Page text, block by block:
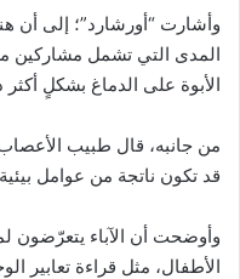
وأشارت “أورشارد”؛ إلى أن
المدى التي تشمل مشاركين
الأبوة على الدماغ بشكلٍ أكثر
من جانبه، قال طبيب
قد تكون ناتجة من عوامل
وأوضحت أن الآباء يتعرّضون
الأطفال، مثل قراءة تعابير